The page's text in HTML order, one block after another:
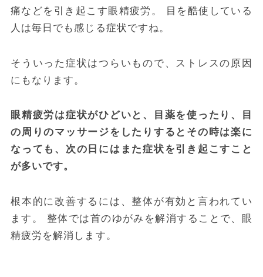
痛などを引き起こす眼精疲労。
目を酷使している
人は毎日でも感じる症状ですね。
そういった症状はつらいもので、ストレスの原因
にもなります。
眼精疲労は症状がひどいと、目薬を使ったり、目
の周りのマッサージをしたりするとその時は楽に
なっても、次の日にはまた症状を引き起こすこと
が多いです。
根本的に改善するには、整体が有効と言われてい
ます。
整体では首のゆがみを解消することで、眼
精疲労を解消します。